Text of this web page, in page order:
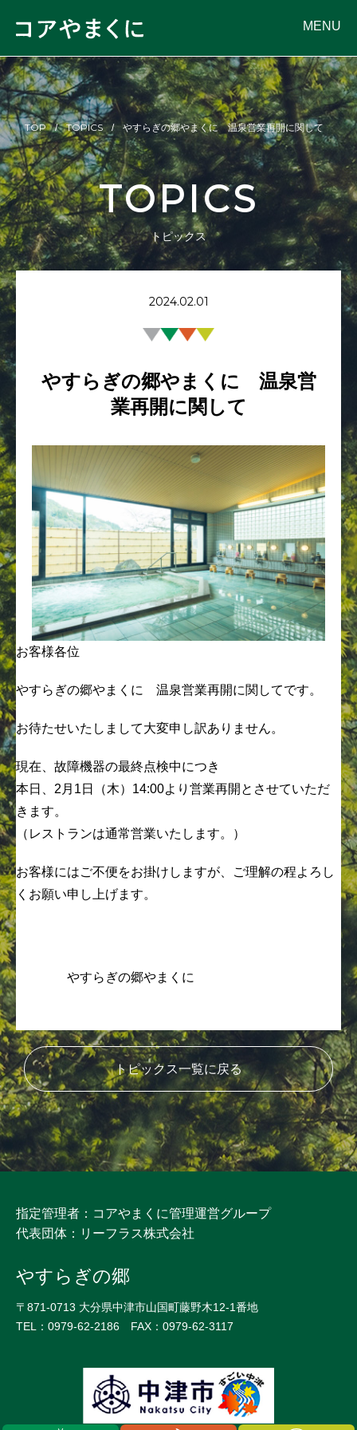
MENU
TOP TOPICS やすらぎの郷やまくに 温泉営業再開に関して
TOPICS
トピックス
2024.02.01
やすらぎの郷やまくに 温泉営
業再開に関して
お客様各位
やすらぎの郷やまくに 温泉営業再開に関してです。
お待たせいたしまして大変申し訳ありません。
現在、故障機器の最終点検中につき
本日、2月1日（木）14:00より営業再開とさせていただ
きます。
（レストランは通常営業いたします。）
お客様にはご不便をお掛けしますが、ご理解の程よろし
くお願い申し上げます。
やすらぎの郷やまくに
トピックス一覧に戻る
指定管理者：コアやまくに管理運営グループ
代表団体：リーフラス株式会社
やすらぎの郷
〒871-0713 大分県中津市山国町藤野木12-1番地
TEL：0979-62-2186 FAX：0979-62-3117